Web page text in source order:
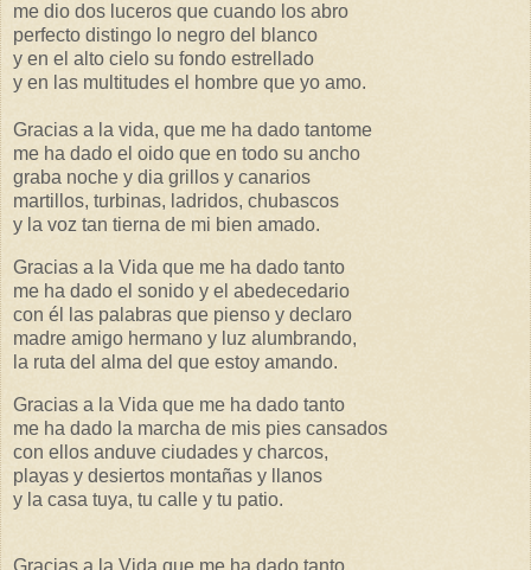
me dio dos luceros que cuando los abro
perfecto distingo lo negro del blanco
y en el alto cielo su fondo estrellado
y en las multitudes el hombre que yo amo.
Gracias a la vida, que me ha dado tantome
me ha dado el oido que en todo su ancho
graba noche y dia grillos y canarios
martillos, turbinas, ladridos, chubascos
y la voz tan tierna de mi bien amado.
Gracias a la Vida que me ha dado tanto
me ha dado el sonido y el abedecedario
con él las palabras que pienso y declaro
madre amigo hermano y luz alumbrando,
la ruta del alma del que estoy amando.
Gracias a la Vida que me ha dado tanto
me ha dado la marcha de mis pies cansados
con ellos anduve ciudades y charcos,
playas y desiertos montañas y llanos
y la casa tuya, tu calle y tu patio.
Gracias a la Vida que me ha dado tanto